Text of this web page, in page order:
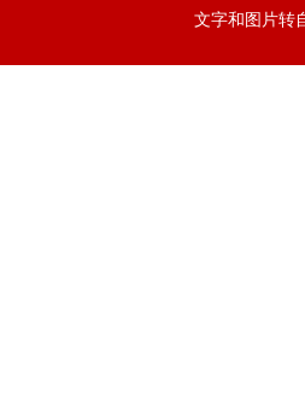
文字和图片转